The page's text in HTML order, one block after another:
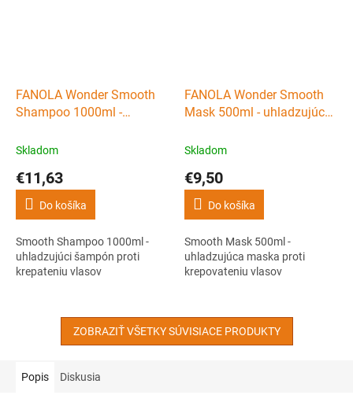
FANOLA Wonder Smooth
Shampoo 1000ml -
krepateniu vlasov
Skladom
€11,63
Do košíka
Smooth Shampoo 1000ml -
uhladzujúci šampón proti
krepateniu vlasov
FANOLA Wonder Smooth
Mask 500ml - uhladzujúca
vlasov
Skladom
€9,50
Do košíka
Smooth Mask 500ml -
uhladzujúca maska ​​proti
krepovateniu vlasov
ZOBRAZIŤ VŠETKY SÚVISIACE PRODUKTY
Popis Diskusia